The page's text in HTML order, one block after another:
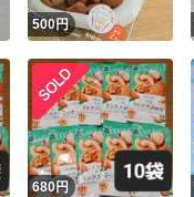
500円
680円